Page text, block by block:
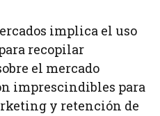
implica el uso
recopilar
el mercado
imprescindibles para
y retención de